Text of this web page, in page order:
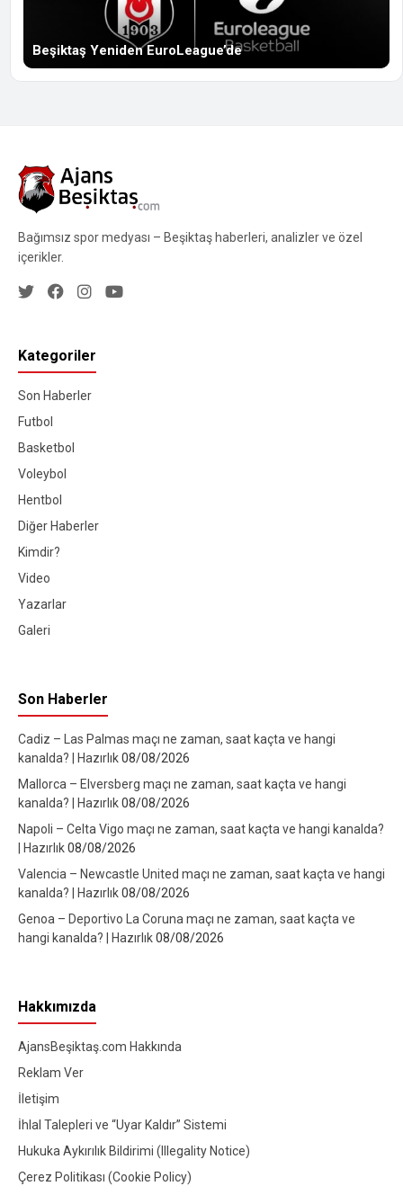
Beşiktaş Yeniden EuroLeague’de
Bağımsız spor medyası – Beşiktaş haberleri, analizler ve özel
içerikler.
Kategoriler
Son Haberler
Futbol
Basketbol
Voleybol
Hentbol
Diğer Haberler
Kimdir?
Video
Yazarlar
Galeri
Son Haberler
Cadiz – Las Palmas maçı ne zaman, saat kaçta ve hangi
kanalda? | Hazırlık08/08/2026
Mallorca – Elversberg maçı ne zaman, saat kaçta ve hangi
kanalda? | Hazırlık08/08/2026
Napoli – Celta Vigo maçı ne zaman, saat kaçta ve hangi kanalda?
| Hazırlık08/08/2026
Valencia – Newcastle United maçı ne zaman, saat kaçta ve hangi
kanalda? | Hazırlık08/08/2026
Genoa – Deportivo La Coruna maçı ne zaman, saat kaçta ve
hangi kanalda? | Hazırlık08/08/2026
Hakkımızda
AjansBeşiktaş.com Hakkında
Reklam Ver
İletişim
İhlal Talepleri ve “Uyar Kaldır” Sistemi
Hukuka Aykırılık Bildirimi (Illegality Notice)
Çerez Politikası (Cookie Policy)